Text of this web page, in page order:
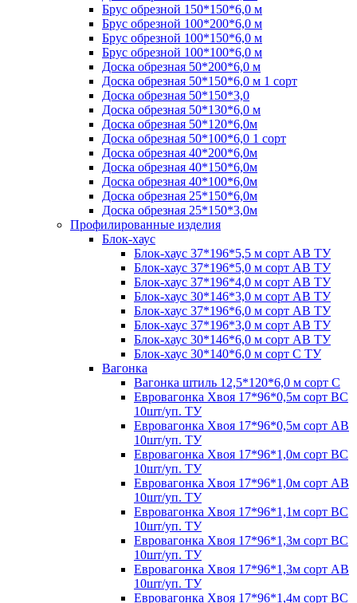
Брус обрезной 150*150*6,0 м
Брус обрезной 100*200*6,0 м
Брус обрезной 100*150*6,0 м
Брус обрезной 100*100*6,0 м
Доска обрезная 50*200*6,0 м
Доска обрезная 50*150*6,0 м 1 сорт
Доска обрезная 50*150*3,0
Доска обрезная 50*130*6,0 м
Доска обрезная 50*120*6,0м
Доска обрезная 50*100*6,0 1 сорт
Доска обрезная 40*200*6,0м
Доска обрезная 40*150*6,0м
Доска обрезная 40*100*6,0м
Доска обрезная 25*150*6,0м
Доска обрезная 25*150*3,0м
Профилированные изделия
Блок-хаус
Блок-хаус 37*196*5,5 м сорт АВ ТУ
Блок-хаус 37*196*5,0 м сорт АВ ТУ
Блок-хаус 37*196*4,0 м сорт АВ ТУ
Блок-хаус 30*146*3,0 м сорт АВ ТУ
Блок-хаус 37*196*6,0 м сорт АВ ТУ
Блок-хаус 37*196*3,0 м сорт АВ ТУ
Блок-хаус 30*146*6,0 м сорт АВ ТУ
Блок-хаус 30*140*6,0 м сорт С ТУ
Вагонка
Вагонка штиль 12,5*120*6,0 м сорт С
Евровагонка Хвоя 17*96*0,5м сорт ВС
10шт/уп. ТУ
Евровагонка Хвоя 17*96*0,5м сорт АВ
10шт/уп. ТУ
Евровагонка Хвоя 17*96*1,0м сорт ВС
10шт/уп. ТУ
Евровагонка Хвоя 17*96*1,0м сорт АВ
10шт/уп. ТУ
Евровагонка Хвоя 17*96*1,1м сорт ВС
10шт/уп. ТУ
Евровагонка Хвоя 17*96*1,3м сорт ВС
10шт/уп. ТУ
Евровагонка Хвоя 17*96*1,3м сорт АВ
10шт/уп. ТУ
Евровагонка Хвоя 17*96*1,4м сорт ВС